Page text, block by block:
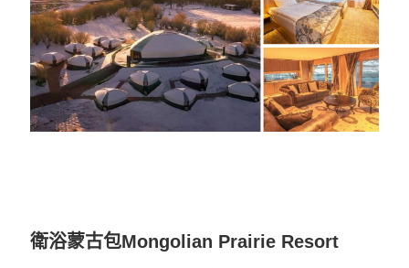
衛浴蒙古包Mongolian Prairie Resort